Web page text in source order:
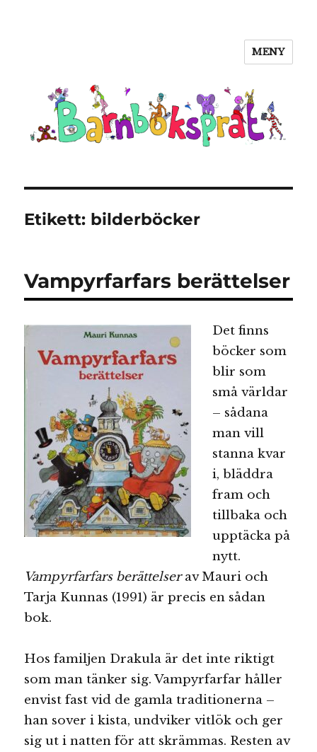
MENY
Etikett: bilderböcker
Vampyrfarfars berättelser
Det finns
böcker som
blir som
små världar
– sådana
man vill
stanna kvar
i, bläddra
fram och
tillbaka och
upptäcka på
nytt.
Vampyrfarfars berättelserav Mauri och
Tarja Kunnas (1991) är precis en sådan
bok.
Hos familjen Drakula är det inte riktigt
som man tänker sig. Vampyrfarfar håller
envist fast vid de gamla traditionerna –
han sover i kista, undviker vitlök och ger
sig ut i natten för att skrämmas. Resten av